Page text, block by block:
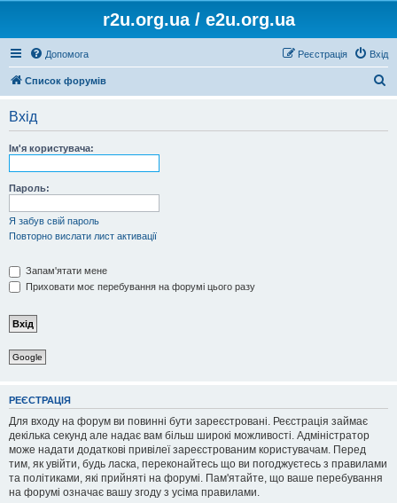
r2u.org.ua / e2u.org.ua
Допомога Вхід
Реєстрація
Список форумів
Вхід
Ім'я користувача:
Пароль:
Я забув свій пароль
Повторно вислати лист активації
Запам'ятати мене
Приховати моє перебування на форумі цього разу
Google
РЕЄСТРАЦІЯ
Для входу на форум ви повинні бути зареєстровані. Реєстрація займає
декілька секунд але надає вам більш широкі можливості. Адміністратор
може надати додаткові привілеї зареєстрованим користувачам. Перед
тим, як увійти, будь ласка, переконайтесь що ви погоджуєтесь з правилами
та політиками, які прийняті на форумі. Пам'ятайте, що ваше перебування
на форумі означає вашу згоду з усіма правилами.